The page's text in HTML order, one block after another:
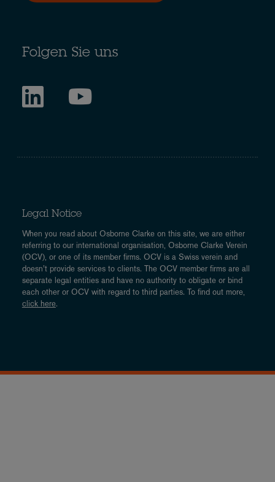
Folgen Sie uns
Legal Notice
When you read about Osborne Clarke on this site, we are either
referring to our international organisation, Osborne Clarke Verein
(OCV), or one of its member firms. OCV is a Swiss verein and
doesn’t provide services to clients. The OCV member firms are all
separate legal entities and have no authority to obligate or bind
each other or OCV with regard to third parties. To find out more,
click here.